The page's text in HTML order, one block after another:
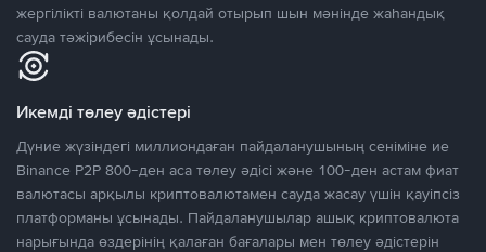
жергілікті валютаны қолдай отырып шын мәнінде жаһандық
сауда тәжірибесін ұсынады.
Икемді төлеу әдістері
Дүние жүзіндегі миллиондаған пайдаланушының сеніміне ие
Binance P2P 800-ден аса төлеу әдісі және 100-ден астам фиат
валютасы арқылы криптовалютамен сауда жасау үшін қауіпсіз
платформаны ұсынады. Пайдаланушылар ашық криптовалюта
нарығында өздерінің қалаған бағалары мен төлеу әдістерін